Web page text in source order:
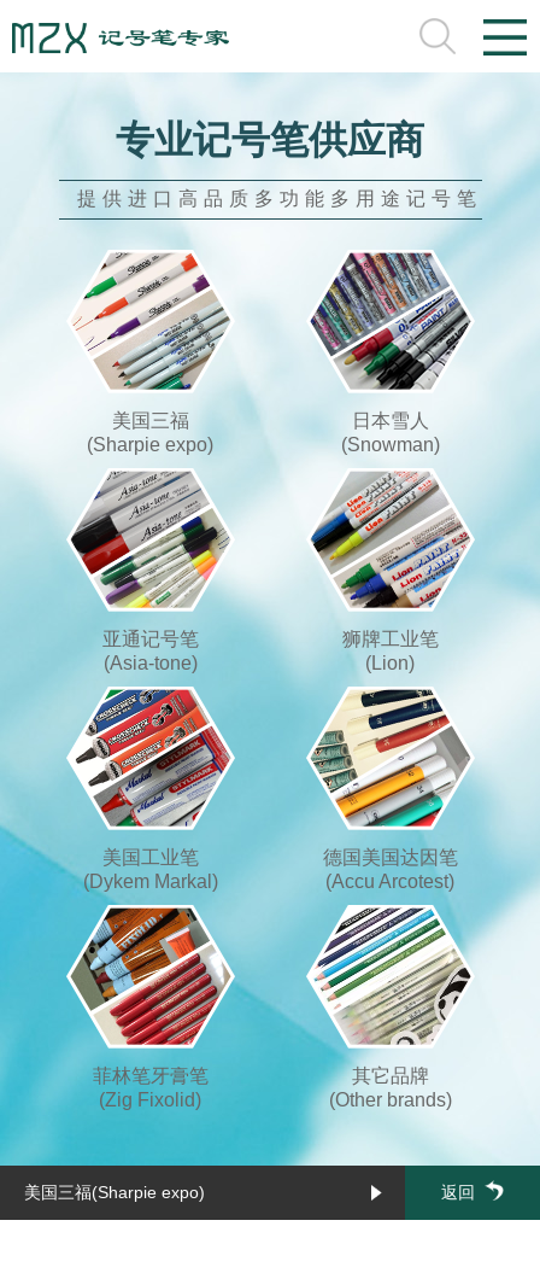
专业记号笔供应商
提供进口高品质多功能多用途记号笔
美国三福
(Sharpie expo)
日本雪人
(Snowman)
亚通记号笔
(Asia-tone)
狮牌工业笔
(Lion)
美国工业笔
(Dykem Markal)
德国美国达因笔
(Accu Arcotest)
菲林笔牙膏笔
(Zig Fixolid)
其它品牌
(Other brands)
美国三福(Sharpie expo) 返回